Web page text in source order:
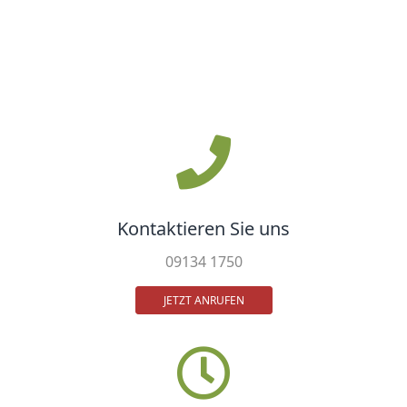
Kontaktieren Sie uns
09134 1750
JETZT ANRUFEN